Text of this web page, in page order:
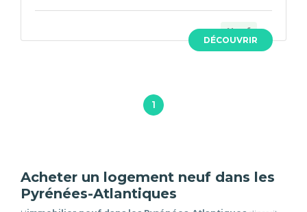
DÉCOUVRIR
Neuf
1
Acheter un logement neuf dans les
Pyrénées-Atlantiques